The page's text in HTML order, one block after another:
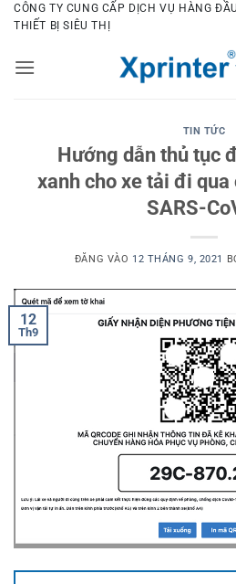
Bỏ
qua
dung
CÔNG TY CUNG CẤP DỊCH VỤ HÀNG
THIẾT BỊ SIÊU THỊ
TIN TỨC
Hướng dẫn thủ tục
xanh cho xe tải đi
SARS-
ĐĂNG VÀO 12 THÁNG 9, 2021
12
Th9